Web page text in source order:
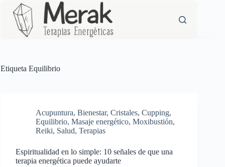
contenido
Etiqueta Equilibrio
Acupuntura, Bienestar, Cristales, Cupping,
Equilibrio, Masaje energético, Moxibustión,
Reiki, Salud, Terapias
Espiritualidad en lo simple: 10 señales de que una
terapia energética puede ayudarte